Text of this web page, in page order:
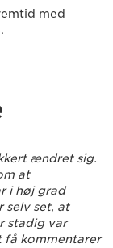
med
ændret sig.
at
i høj grad
selv set, at
stadig var
få kommentarer